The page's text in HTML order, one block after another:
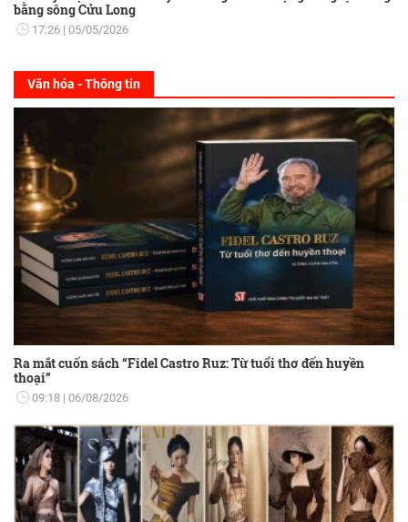
bằng sông Cửu Long
17:26 05/05/2026
Văn hóa - Thông tin
Ra mắt cuốn sách “Fidel Castro Ruz: Từ tuổi thơ đến huyền
thoại”
09:18 06/08/2026